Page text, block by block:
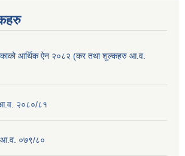
आर्थिक ऐन २०८२ (कर तथा शुल्कहरु आ.व.
२०८०/८१
०७९/८०